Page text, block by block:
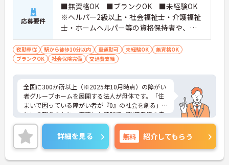
応募要件
■無資格OK ■ブランクOK ■未経験OK
※ヘルパー2級以上・社会福祉士・介護福祉
士・ホームヘルパー等の資格保持者や、福
祉系業務経験者、障害者支援施設経験者、
生活支援員、障害者支援員、就労支援員、
生活相談員等の経験歓迎
夜勤専従 駅から徒歩10分以内 車通勤可 未経験OK
無資格OK
ブランクOK
社会保険完備 交通費支給
全国に300か所以上（※2025年10月時点）の障がい
者グループホームを展開する法人が母体です。「住
まいで困っている障がい者が『0』の社会を創る」
という理念のもと、安定した基盤でご利用者様の自
立を支援しています。週1日からの勤務が可能で、W
ワークや扶養内での勤務も歓迎しており、ご自身の
ペースで働けます。20代から60代まで幅広い世代が
活躍中で、未経験や無資格の方でも安心してスター
トできるよう、先輩スタッフが丁寧にサポートしま
詳細を見る 無料 紹介してもらう